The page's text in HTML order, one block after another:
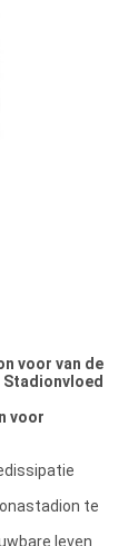
voor van de
Stadionvloed
voor
te
leven